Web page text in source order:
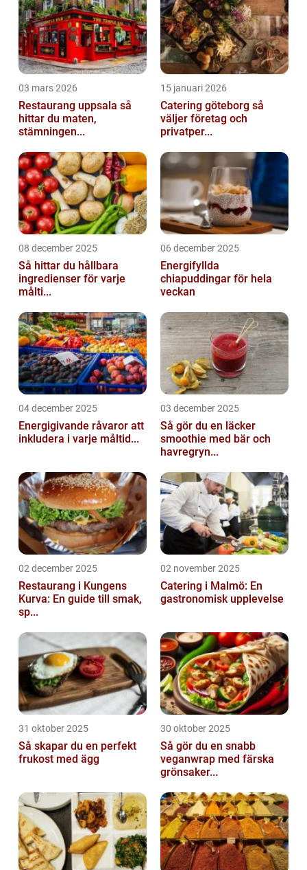
03 mars 2026
Restaurang uppsala så
hittar du maten,
stämningen...
15 januari 2026
Catering göteborg så
väljer företag och
privatper...
08 december 2025
Så hittar du hållbara
ingredienser för varje
målti...
06 december 2025
Energifyllda
chiapuddingar för hela
veckan
04 december 2025
Energigivande råvaror att
inkludera i varje måltid...
03 december 2025
Så gör du en läcker
smoothie med bär och
havregryn...
02 december 2025
Restaurang i Kungens
Kurva: En guide till smak,
sp...
02 november 2025
Catering i Malmö: En
gastronomisk upplevelse
31 oktober 2025
Så skapar du en perfekt
frukost med ägg
30 oktober 2025
Så gör du en snabb
veganwrap med färska
grönsaker...